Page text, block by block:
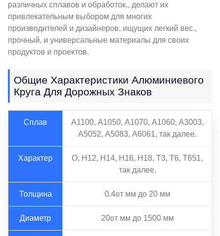
различных сплавов и обработок., делают их
привлекательным выбором для многих
производителей и дизайнеров, ищущих легкий вес.,
прочный, и универсальные материалы для своих
продуктов и проектов.
Общие Характеристики Алюминиевого
Круга Для Дорожных Знаков
Сплав
А1100, А1050, А1070, А1060, А3003,
А5052, А5083, А6061, так далее.
Характер
О, Н12, Н14, Н16, Н18, Т3, Т6, Т651,
так далее.
Толщина 0.4от мм до 20 мм
Диаметр 20от мм до 1500 мм